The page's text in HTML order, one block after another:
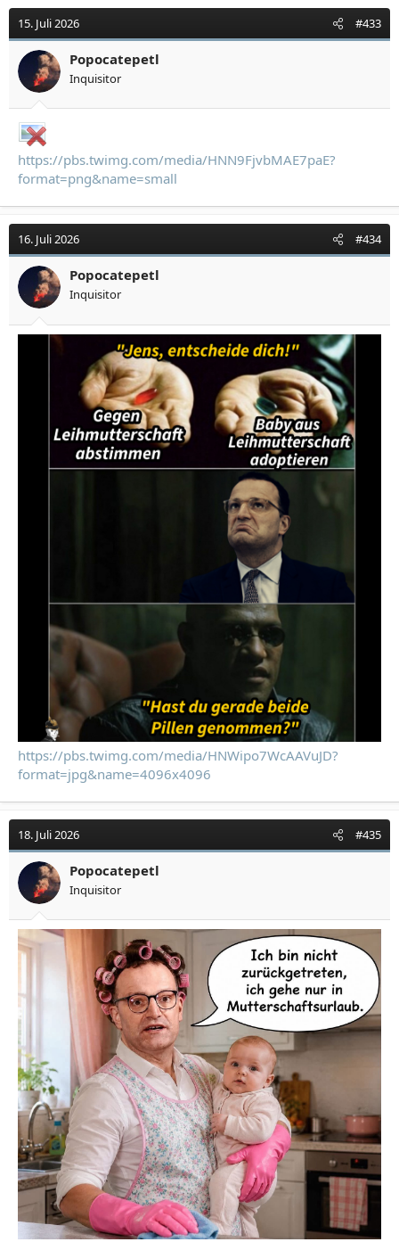
15. Juli 2026 #433
Popocatepetl
Inquisitor
https://pbs.twimg.com/media/HNN9FjvbMAE7paE?
format=png&name=small
16. Juli 2026 #434
Popocatepetl
Inquisitor
https://pbs.twimg.com/media/HNWipo7WcAAVuJD?
format=jpg&name=4096x4096
18. Juli 2026 #435
Popocatepetl
Inquisitor